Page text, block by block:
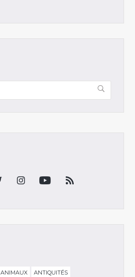
ANIMAUX
ANTIQUITÉS